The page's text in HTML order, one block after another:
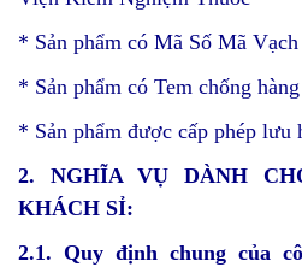
* Sản phẩm có Mã Số Mã
* Sản phẩm có Tem chống
* Sản phẩm được cấp phép lưu
2. NGHĨA VỤ DÀNH
KHÁCH SỈ:
2.1. Quy định chung của